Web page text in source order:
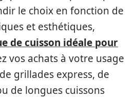
le choix en fonction de
et esthétiques,
de cuisson idéale pour
vos achats à votre usage
de grillades express, de
de longues cuissons